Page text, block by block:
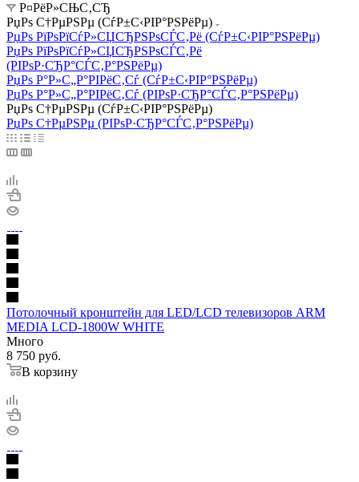
Р¤РёР»СЊС‚СЂ
РџРѕ С†РµРЅРµ (СѓР±С‹РІР°РЅРёРµ)
РџРѕ РїРѕРїСѓР»СЏСЂРЅРѕСЃС‚Рё (СѓР±С‹РІР°РЅРёРµ)
РџРѕ РїРѕРїСѓР»СЏСЂРЅРѕСЃС‚Рё
(РІРѕР·СЂР°СЃС‚Р°РЅРёРµ)
РџРѕ Р°Р»С„Р°РІРёС‚Сѓ (СѓР±С‹РІР°РЅРёРµ)
РџРѕ Р°Р»С„Р°РІРёС‚Сѓ (РІРѕР·СЂР°СЃС‚Р°РЅРёРµ)
РџРѕ С†РµРЅРµ (СѓР±С‹РІР°РЅРёРµ)
РџРѕ С†РµРЅРµ (РІРѕР·СЂР°СЃС‚Р°РЅРёРµ)
Потолочный кронштейн для LED/LCD телевизоров ARM
MEDIA LCD-1800W WHITE
Много
8 750 руб.
В корзину